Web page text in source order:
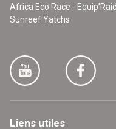
Africa Eco Race -
Sunreef Yatchs
Liens utiles